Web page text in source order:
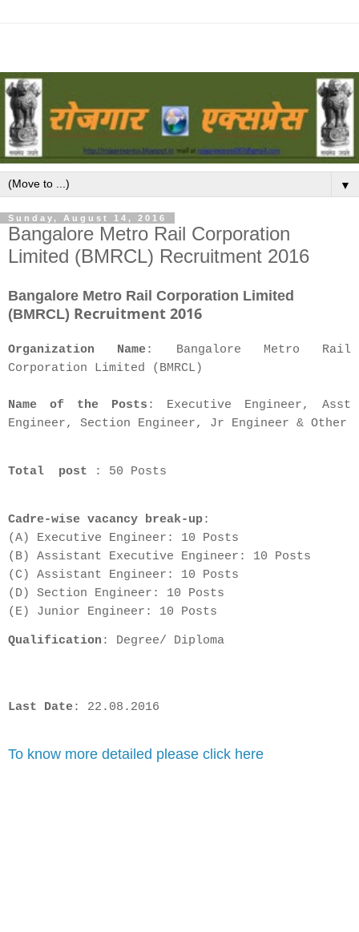
▼
Sunday, August 14, 2016
Bangalore Metro Rail Corporation
Limited (BMRCL) Recruitment 2016
Bangalore Metro Rail Corporation Limited
(BMRCL) Recruitment 2016
Organization Name: Bangalore Metro Rail
Corporation Limited (BMRCL)
Name of the Posts : Executive Engineer, Asst
Engineer, Section Engineer, Jr Engineer & Other
Total post : 50 Posts
Cadre-wise vacancy break-up:
(A) Executive Engineer: 10 Posts
(B) Assistant Executive Engineer: 10 Posts
(C) Assistant Engineer: 10 Posts
(D) Section Engineer: 10 Posts
(E) Junior Engineer: 10 Posts
Qualification : Degree/ Diploma
Last Date: 22.08.2016
To know more detailed please click here